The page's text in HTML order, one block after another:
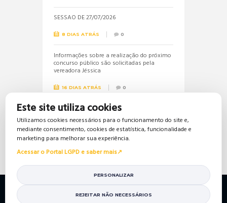
SESSÃO DE 27/07/2026
8 DIAS ATRÁS 0
Informações sobre a realização do próximo
concurso público são solicitadas pela
vereadora Jéssica
16 DIAS ATRÁS 0
Vereadora Jéssica solicita lista dos
beneficiários do Bolsa Família
16 DIAS ATRÁS 0
Mapa do Site
Portal da Transparência
Este site utiliza cookies
Utilizamos cookies necessários para o funcionamento do site e,
mediante consentimento, cookies de estatística, funcionalidade e
marketing para melhorar sua experiência.
Acessar o Portal LGPD e saber mais
PERSONALIZAR
REJEITAR NÃO NECESSÁRIOS